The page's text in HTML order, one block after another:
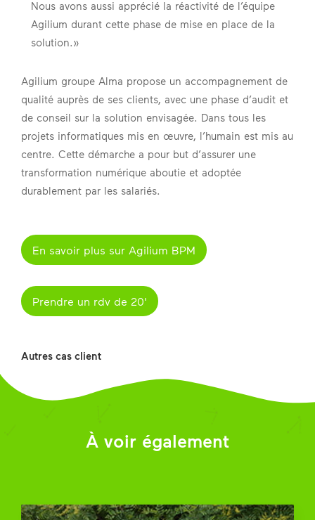
Nous avons aussi apprécié la réactivité de l’équipe
Agilium durant cette phase de mise en place de la
solution.»
Agilium groupe Alma propose un accompagnement de
qualité auprès de ses clients, avec une phase d’audit et
de conseil sur la solution envisagée. Dans tous les
projets informatiques mis en œuvre, l’humain est mis au
centre. Cette démarche a pour but d’assurer une
transformation numérique aboutie et adoptée
durablement par les salariés.
En savoir plus sur Agilium BPM
Prendre un rdv de 20'
Autres cas client
À voir également